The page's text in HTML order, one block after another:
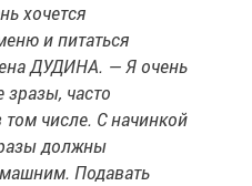
хочется
и питаться
ДУДИНА. — Я очень
часто
числе. С начинкой
должны
Подавать